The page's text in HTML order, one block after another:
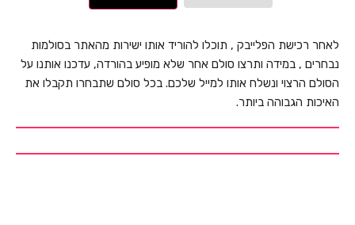
לאחר רכישת הפלייבק , תוכלו להוריד אותו ישירות מהאתר בסולמות
נבחרים , במידה ותרצו סולם אחר שלא מופיע בהורדה, עדכנו אותנו על
הסולם הרצוי ונשלח אותו למייל שלכם. בכל סולם שתבחרו תקבלו את
האיכות הגבוהה ביותר.